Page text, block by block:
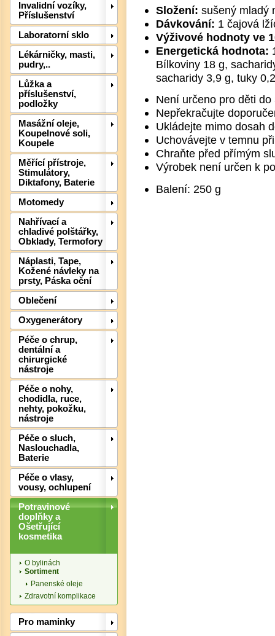
Invalidní vozíky,
Příslušenství
Laboratorní sklo
Lékárničky, masti,
pudry,..
Lůžka a
příslušenství,
podložky
Masážní oleje,
Koupelnové soli,
Koupele
Měřící přístroje,
Stimulátory,
Diktafony, Baterie
Motomedy
Nahřívací a
chladivé polštářky,
Obklady, Termofory
Náplasti, Tape,
Kožené návleky na
prsty, Páska oční
Oblečení
Oxygenerátory
Péče o chrup,
dentální a
chirurgické
nástroje
Péče o nohy,
chodidla, ruce,
nehty, pokožku,
nástroje
Péče o sluch,
Naslouchadla,
Baterie
Péče o vlasy,
vousy, ochlupení
Potravinové
doplňky a
Ošetřující
kosmetika
O bylinách
Sortiment
Panenské oleje
Zdravotní komplikace
Pro maminky
Složení: sušený mladý
Dávkování: 1 čajová
Výživové hodnoty ve
Energetická hodnota:
Bílkoviny 18 g,
sacharidy 3,9 g, tuky
Není určeno pro děti do
Nepřekračujte
Ukládejte mimo dosah
Uchovávejte v temnu
Chraňte před přímým
Výrobek není určen k
Balení: 250 g